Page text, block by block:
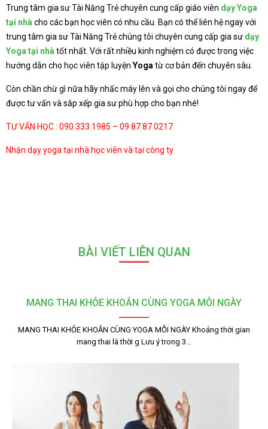
Trung tâm gia sư Tài Năng Trẻ chuyên cung cấp giáo viên dạy Yoga
tại nhà cho các bạn học viên có nhu cầu. Bạn có thể liên hệ ngay với
trung tâm gia sư Tài Năng Trẻ chúng tôi chuyên cung cấp gia sư dạy
Yoga tại nhà tốt nhất. Với rất nhiều kinh nghiệm có được trong việc
hướng dẫn cho học viên tập luyện Yoga từ cơ bản đến chuyên sâu.
Còn chần chừ gì nữa hãy nhấc máy lên và gọi cho chúng tôi ngay để
được tư vấn và sắp xếp gia sư phù hợp cho bạn nhé!
TƯ VẤN HỌC : 090 333 1985 – 09 87 87 0217
Nhận dạy yoga tại nhà học viên và tại công ty
BÀI VIẾT LIÊN QUAN
MANG THAI KHỎE KHOẮN CÙNG YOGA MỖI NGÀY
MANG THAI KHỎE KHOẮN CÙNG YOGA MỖI NGÀY Khoảng thời gian
mang thai là thời g Lưu ý trong 3…